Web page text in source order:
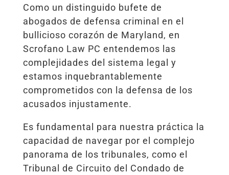
Como un distinguido bufete de
abogados de defensa criminal en el
bullicioso corazón de Maryland, en
Scrofano Law PC entendemos las
complejidades del sistema legal y
estamos inquebrantablemente
comprometidos con la defensa de los
acusados injustamente.
Es fundamental para nuestra práctica la
capacidad de navegar por el complejo
panorama de los tribunales, como el
Tribunal de Circuito del Condado de